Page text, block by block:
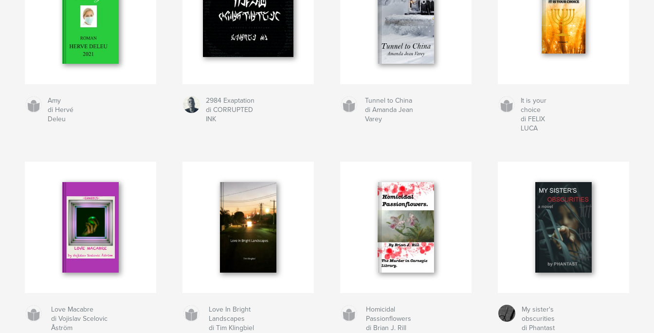
Amy
di Hervé
Deleu
2984 Exaptation
di CORRUPTED
INK
Tunnel to China
di Amanda Jean
Varey
It is your
choice
di FELIX
LUCA
Love Macabre
di Vojislav Scelovic
Åström
Love In Bright
Landscapes
di Tim Klingbiel
Homicidal
Passionflowers
di Brian J. Rill
My sister's
obscurities
di Phantast